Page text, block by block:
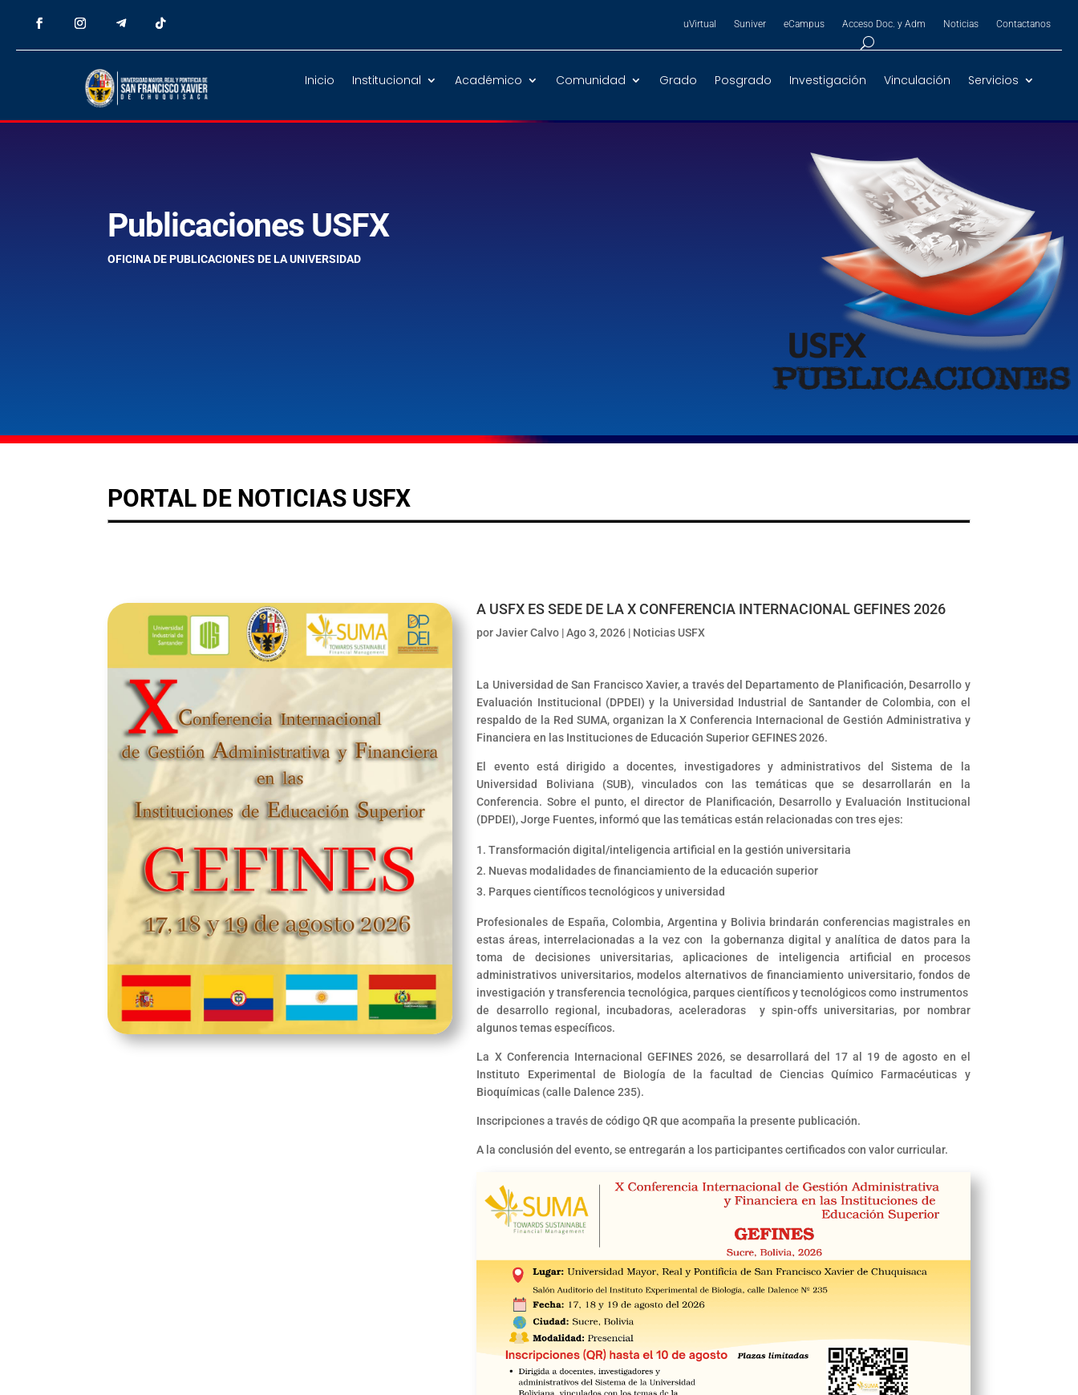
uVirtual Suniver eCampus Acceso Doc. y Adm Noticias Contactanos
Inicio Institucional Académico Comunidad Grado Posgrado Investigación Vinculación Servicios
Publicaciones USFX
OFICINA DE PUBLICACIONES DE LA UNIVERSIDAD
PORTAL DE NOTICIAS USFX
A USFX ES SEDE DE LA X CONFERENCIA INTERNACIONAL GEFINES 2026
porJavier Calvo |Ago 3, 2026 | Noticias USFX
La Universidad de San Francisco Xavier, a través del Departamento de Planificación, Desarrollo y
Evaluación Institucional (DPDEI) y la Universidad Industrial de Santander de Colombia, con el
respaldo de la Red SUMA, organizan la X Conferencia Internacional de Gestión Administrativa y
Financiera en las Instituciones de Educación Superior GEFINES 2026.
El evento está dirigido a docentes, investigadores y administrativos del Sistema de la
Universidad Boliviana (SUB), vinculados con las temáticas que se desarrollarán en la
Conferencia. Sobre el punto, el director de Planificación, Desarrollo y Evaluación Institucional
(DPDEI), Jorge Fuentes, informó que las temáticas están relacionadas con tres ejes:
Transformación digital/inteligencia artificial en la gestión universitaria
Nuevas modalidades de financiamiento de la educación superior
Parques científicos tecnológicos y universidad
Profesionales de España, Colombia, Argentina y Bolivia brindarán conferencias magistrales en
estas áreas, interrelacionadas a la vez con la gobernanza digital y analítica de datos para la
toma de decisiones universitarias, aplicaciones de inteligencia artificial en procesos
administrativos universitarios, modelos alternativos de financiamiento universitario, fondos de
investigación y transferencia tecnológica, parques científicos y tecnológicos como instrumentos
de desarrollo regional, incubadoras, aceleradoras y spin-offs universitarias, por nombrar
algunos temas específicos.
La X Conferencia Internacional GEFINES 2026, se desarrollará del 17 al 19 de agosto en el
Instituto Experimental de Biología de la facultad de Ciencias Químico Farmacéuticas y
Bioquímicas (calle Dalence 235).
Inscripciones a través de código QR que acompaña la presente publicación.
A la conclusión del evento, se entregarán a los participantes certificados con valor curricular.